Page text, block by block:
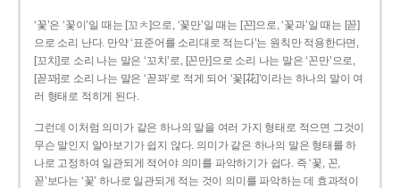
‘꽃’은 ‘꽃이’일 때는 [꼬ㅊ]으로, ‘꽃만’일 때는 [꼰]으로, ‘꽃과’일 때는 [꼳]
으로 소리 난다. 만약 ‘표준어를 소리대로 적는다’는 원칙만 적용한다면,
[꼬치]로 소리 나는 말은 ‘꼬치’로, [꼰만]으로 소리 나는 말은 ‘꼰만’으로,
[꼳꽈]로 소리 나는 말은 ‘꼳꽈’로 적게 되어 ‘꽃[花]’이라는 하나의 말이 여
러 형태로 적히게 된다.
그런데 이처럼 의미가 같은 하나의 말을 여러 가지 형태로 적으면 그것이
무슨 말인지 알아보기가 쉽지 않다. 의미가 같은 하나의 말은 형태를 하
나로 고정하여 일관되게 적어야 의미를 파악하기가 쉽다. 즉 ‘꽃, 꼰,
꼳’보다는 ‘꽃’ 하나로 일관되게 적는 것이 의미를 파악하는 데 효과적이